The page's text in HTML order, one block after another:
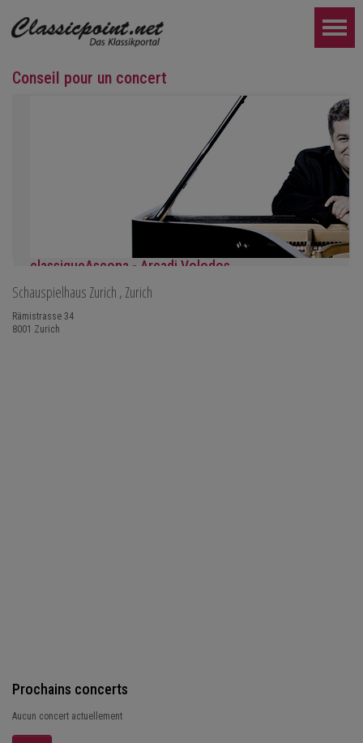
Conseil pour un concert
classiqueAscona - Arcadi Volodos
Récital de piano
PLUS LOIN...
Schauspielhaus Zurich , Zurich
Rämistrasse 34
8001 Zurich
Prochains concerts
Aucun concert actuellement